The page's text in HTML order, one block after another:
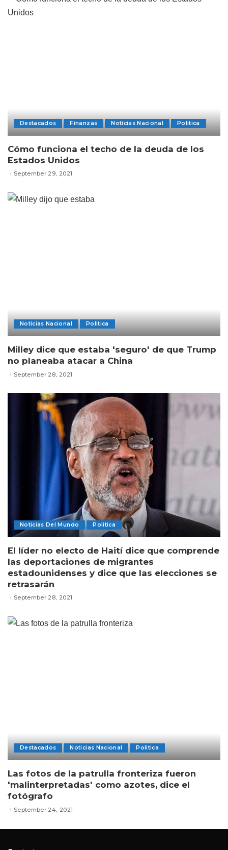
Destacados Finanzas Noticias Nacional Politica
Cómo funciona el techo de la deuda de los
Estados Unidos
September 29, 2021
Noticias Nacional Politica
Milley dice que estaba 'seguro' de que Trump
no planeaba atacar a China
September 28, 2021
Noticias Del Mundo Politica
El líder no electo de Haití dice que comprende
las deportaciones de migrantes
estadounidenses y dice que las elecciones se
retrasarán
September 28, 2021
Destacados Noticias Nacional Politica
Las fotos de la patrulla fronteriza fueron
'malinterpretadas' como azotes, dice el
fotógrafo
September 24, 2021